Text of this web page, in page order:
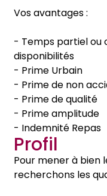
Vos avantages :
- Temps partiel ou
disponibilités
- Prime Urbain
- Prime de non
- Prime de qualité
- Prime amplitude
- Indemnité Repas
Profil
Pour mener à bien
recherchons les